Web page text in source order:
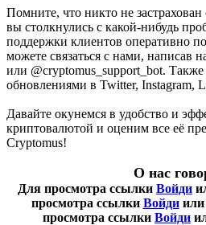
Помните, что никто не
вы столкнулись с какой-нибудь
поддержки клиентов оперативно
можете связаться с нами, написав
или @cryptomus_support_bot.
обновлениями в Twitter, Instagram,
Давайте окунемся в удобство и
криптовалютой и оценим все её
Cryptomus!
О нас
Для просмотра ссылки Войди
просмотра ссылки Войди или
просмотра ссылки Войди